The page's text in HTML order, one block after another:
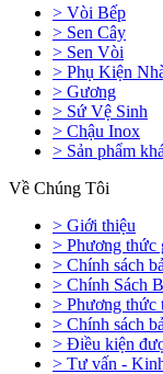
> Vòi Bếp
> Sen Cây
> Sen Vòi
> Phụ Kiện
> Gương
> Sứ Vệ Sinh
> Chậu Inox
> Sản phẩm
Về Chúng Tôi
> Giới thiệu
> Phương thức
> Chính sách
> Chính Sách
> Phương thức
> Chính sách
> Điều kiện
> Tư vấn -